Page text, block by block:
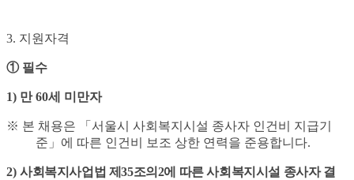
3. 지원자격
① 필수
1) 만60세 미만자
※ 본 채용은 「 서울시 사회복지시설 종사자 인건비 지급기
준 」 에 따른 인건비 보조 상한 연력을 준용합니다.
2) 사회복지사업법 제35조의 2에 따른 사회복지시설 종사자 결